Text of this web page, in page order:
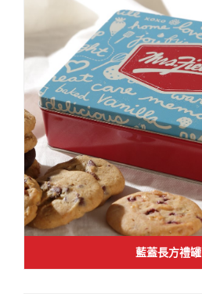
藍蓋長方禮罐